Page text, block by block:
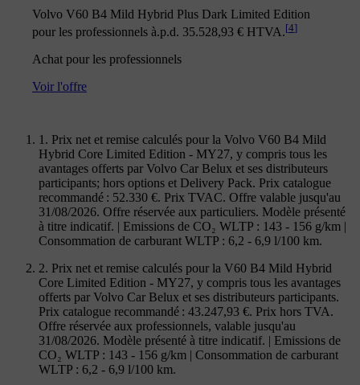
Volvo V60 B4 Mild Hybrid Plus Dark Limited Edition
pour les professionnels à.p.d. 35.528,93 € HTVA.[4]
Achat pour les professionnels
Voir l'offre
1. Prix net et remise calculés pour la Volvo V60 B4 Mild
Hybrid Core Limited Edition - MY27, y compris tous les
avantages offerts par Volvo Car Belux et ses distributeurs
participants; hors options et Delivery Pack. Prix catalogue
recommandé : 52.330 €. Prix TVAC. Offre valable jusqu'au
31/08/2026. Offre réservée aux particuliers. Modèle présenté
à titre indicatif. | Emissions de CO₂ WLTP : 143 - 156 g/km |
Consommation de carburant WLTP : 6,2 - 6,9 l/100 km.
2. Prix net et remise calculés pour la V60 B4 Mild Hybrid
Core Limited Edition - MY27, y compris tous les avantages
offerts par Volvo Car Belux et ses distributeurs participants.
Prix catalogue recommandé : 43.247,93 €. Prix hors TVA.
Offre réservée aux professionnels, valable jusqu'au
31/08/2026. Modèle présenté à titre indicatif. | Emissions de
CO₂ WLTP : 143 - 156 g/km | Consommation de carburant
WLTP : 6,2 - 6,9 l/100 km.